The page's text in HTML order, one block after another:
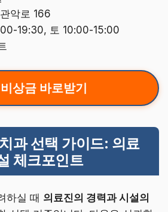
악로 166
19:30, 토 10:00-15:00
비상금 바로받기
과 선택 가이드: 의료
체크포인트
하실 때 의료진의 경력과 시설의